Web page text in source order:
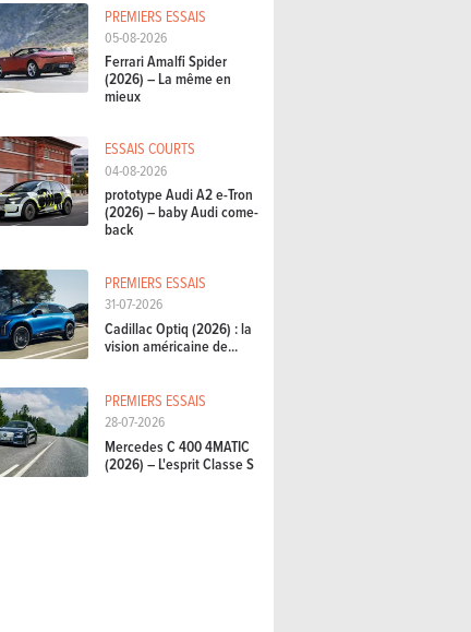
PREMIERS ESSAIS
05-08-2026
Ferrari Amalfi Spider
(2026) – La même en
mieux
ESSAIS COURTS
04-08-2026
prototype Audi A2 e-Tron
(2026) – baby Audi come-
back
PREMIERS ESSAIS
31-07-2026
Cadillac Optiq (2026) : la
vision américaine de...
PREMIERS ESSAIS
28-07-2026
Mercedes C 400 4MATIC
(2026) – L'esprit Classe S